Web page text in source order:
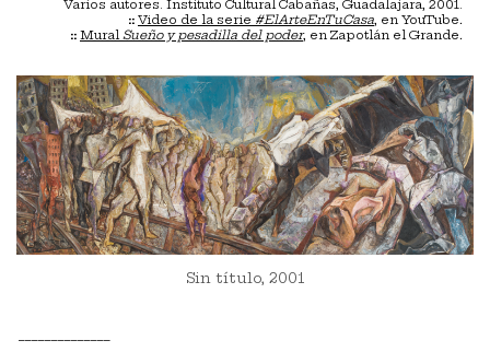
Varios autores. Instituto Cultural Cabañas, Guadalajara, 2001.
:: Video de la serie #ElArteEnTuCasa, en YouTube.
:: Mural Sueño y pesadilla del poder, en Zapotlán el Grande.
Sin título, 2001